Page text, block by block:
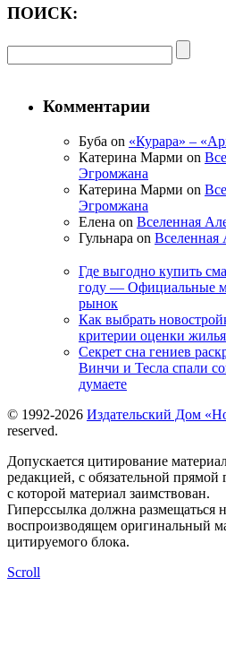
ПОИСК:
Комментарии
Буба on «Курара» –
Катерина Марми on
Эгромжана
Катерина Марми on
Эгромжана
Елена on Вселенная
Гульнара on Вселенная
Где выгодно купить
году — Официальные
рынок
Как выбрать
критерии оценки жилья
Секрет сна гениев
Винчи и Тесла спали
думаете
© 1992-2026 Издательский Дом
reserved.
Допускается цитирование
редакцией, с обязательной прямой
с которой материал заимствован.
Гиперссылка должна размещаться
воспроизводящем оригинальный
цитируемого блока.
Scroll